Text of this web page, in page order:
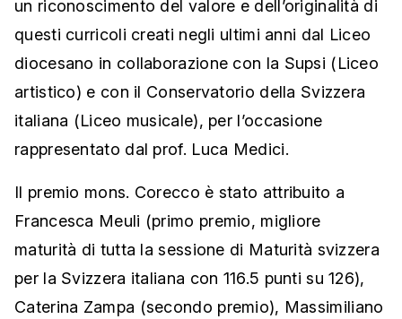
un riconoscimento del valore e dell’originalità di
questi curricoli creati negli ultimi anni dal Liceo
diocesano in collaborazione con la Supsi (Liceo
artistico) e con il Conservatorio della Svizzera
italiana (Liceo musicale), per l’occasione
rappresentato dal prof. Luca Medici.
Il premio mons. Corecco è stato attribuito a
Francesca Meuli (primo premio, migliore
maturità di tutta la sessione di Maturità svizzera
per la Svizzera italiana con 116.5 punti su 126),
Caterina Zampa (secondo premio), Massimiliano